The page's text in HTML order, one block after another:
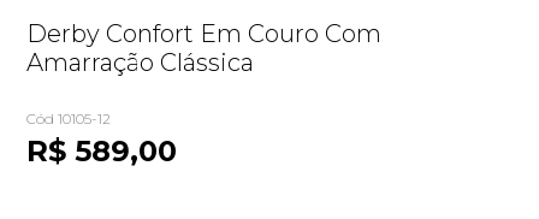
Derby Confort Em Couro Com
Amarração Clássica
Cód 10105-12
R$ 589,00